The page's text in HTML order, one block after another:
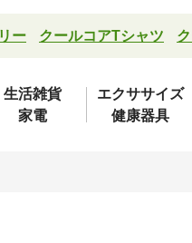
ー クールコアTシャツ
生活雑貨
家電
エクササイズ
健康器具